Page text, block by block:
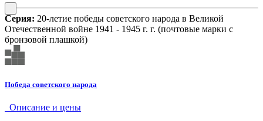
Серия: 20-летие победы советского народа в Великой
Отечественной войне 1941 - 1945 г. г. (почтовые марки с
бронзовой плашкой)
Победа советского народа
Описание и цены